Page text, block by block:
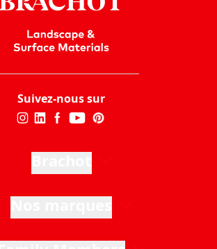
Suivez-nous sur